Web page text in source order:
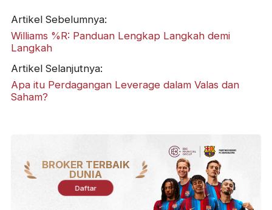
Artikel Sebelumnya:
Williams %R: Panduan Lengkap Langkah demi
Langkah
Artikel Selanjutnya:
Apa itu Perdagangan Leverage dalam Valas dan
Saham?
BROKER TERBAIK
DUNIA
Daftar